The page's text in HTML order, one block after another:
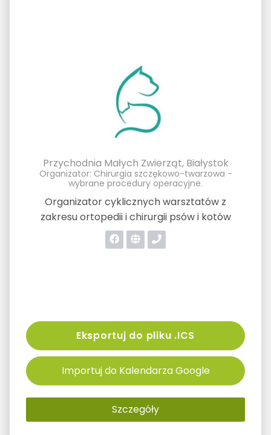
Przychodnia Małych Zwierząt, Białystok
Organizator: Chirurgia szczękowo-twarzowa -
wybrane procedury operacyjne.
Organizator cyklicznych warsztatów z
zakresu ortopedii i chirurgii psów i kotów
Eksportuj do pliku .ICS
Importuj do Kalendarza Google
Szczegóły